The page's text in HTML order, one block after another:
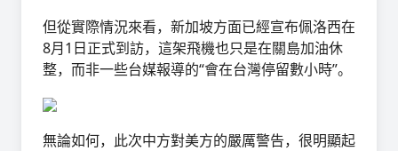
但從實際情況來看，新加坡方面已經宣布佩洛西在
8月1日正式到訪，這架飛機也只是在關島加油休
整，而非一些台媒報導的“會在台灣停留數小時”。
無論如何，此次中方對美方的嚴厲警告，很明顯起